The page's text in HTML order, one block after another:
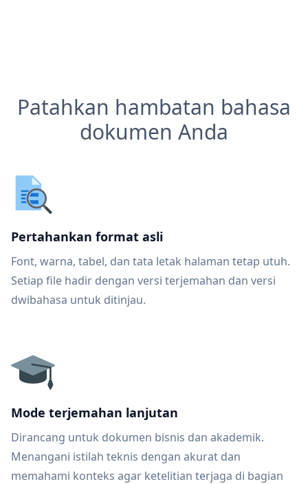
Patahkan hambatan bahasa
dokumen Anda
Pertahankan format asli
Font, warna, tabel, dan tata letak halaman tetap utuh.
Setiap file hadir dengan versi terjemahan dan versi
dwibahasa untuk ditinjau.
Mode terjemahan lanjutan
Dirancang untuk dokumen bisnis dan akademik.
Menangani istilah teknis dengan akurat dan
memahami konteks agar ketelitian terjaga di bagian